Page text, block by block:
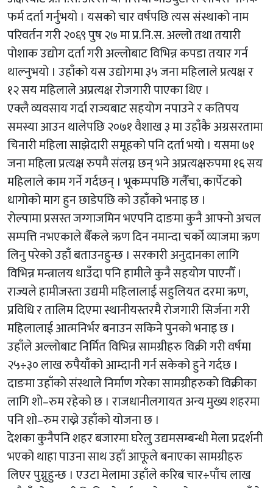
फर्म दर्ता गर्नुभयो । यसको चार वर्षपछि त्यस संस्थाको नाम
परिवर्तन गरी २०६९ पुष २७ मा प्र.नि.स. अल्लो तथा तयारी
पोशाक उद्योग दर्ता गरी अल्लोबाट विभिन्न कपडा तयार गर्न
थाल्नुभयो । उहाँको यस उद्योगमा ३५ जना महिलाले प्रत्यक्ष र
१२ सय महिलाले अप्रत्यक्ष रोजगारी पाएका थिए ।
एक्लै व्यवसाय गर्दा राज्यबाट सहयोग नपाउने र कतिपय
समस्या आउन थालेपछि २०७१ वैशाख ३ मा उहाँकै अग्रसरतामा
चिनारी महिला साझेदारी समूहको पनि दर्ता भयो । यसमा ७१
जना महिला प्रत्यक्ष रुपमै संलग्न छन् भने अप्रत्यक्षरुपमा १६ सय
महिलाले काम गर्ने गर्दछन् । भूकम्पपछि गलैँचा, कार्पेटको
धागोको माग हुन छाडेपछि को उहाँको भनाइ छ ।
रोल्पामा प्रसस्त जग्गाजमिन भएपनि दाङमा कुनै आफ्नो अचल
सम्पत्ति नभएकाले बैँकले ऋण दिन नमान्दा चर्को व्याजमा ऋण
लिनु परेको उहाँ बताउनहुन्छ । सरकारी अनुदानका लागि
विभिन्न मन्त्रालय धाउँदा पनि हामीले कुनै सहयोग पाएनौँ ।
राज्यले हामीजस्ता उद्यमी महिलालाई सहुलियत दरमा ऋण,
प्रविधि र तालिम दिएमा स्थानीयस्तरमै रोजगारी सिर्जना गरी
महिलालाई आत्मनिर्भर बनाउन सकिने पुनको भनाइ छ ।
उहाँले अल्लोबाट निर्मित विभिन्न सामग्रीहरु विक्री गरी वर्षमा
२५÷३० लाख रुपैयाँको आम्दानी गर्न सकेको हुने गर्दछ ।
दाङमा उहाँको संस्थाले निर्माण गरेका सामग्रीहरुको विक्रीका
लागि शो–रुम रहेको छ । राजधानीलगायत अन्य मुख्य शहरमा
पनि शो–रुम राख्ने उहाँको योजना छ ।
देशका कुनैपनि शहर बजारमा घरेलु उद्यमसम्बन्धी मेला प्रदर्शनी
भएको थाहा पाउना साथ उहाँ आफूले बनाएका सामग्रीहरु
लिएर पुग्नुहुन्छ । एउटा मेलामा उहाँले करिब चार÷पाँच लाख